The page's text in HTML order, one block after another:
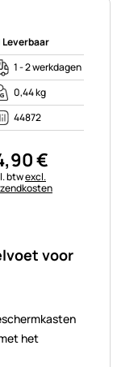
voor
het
Leverbaar
1 - 2 werkdagen
0,44 kg
44872
,90€
btwexcl.